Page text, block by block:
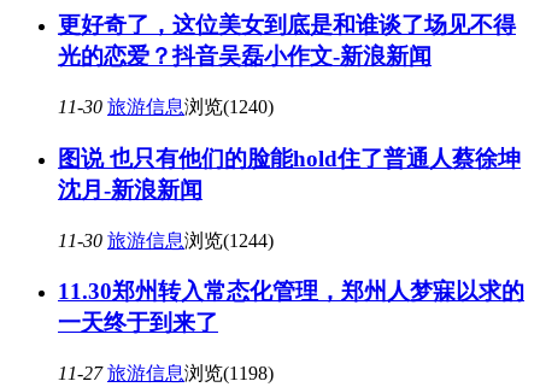
更好奇了，这位美女到底是和谁谈了场见不得
光的恋爱？抖音吴磊小作文-新浪新闻
11-30 旅游信息浏览(1240)
图说 也只有他们的脸能hold住了普通人蔡徐坤
沈月-新浪新闻
11-30 旅游信息浏览(1244)
11.30郑州转入常态化管理，郑州人梦寐以求的
一天终于到来了
11-27 旅游信息浏览(1198)